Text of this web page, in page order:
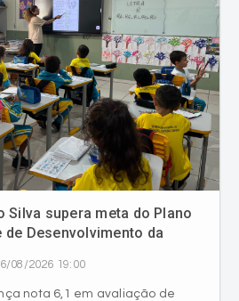
Silva supera meta do Plano
de Desenvolvimento da
08/2026 19:00
nota 6,1 em avaliação de